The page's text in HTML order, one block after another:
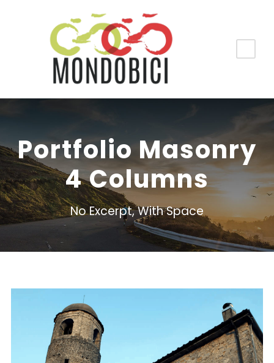
Portfolio Masonry
4 Columns
No Excerpt, With Space